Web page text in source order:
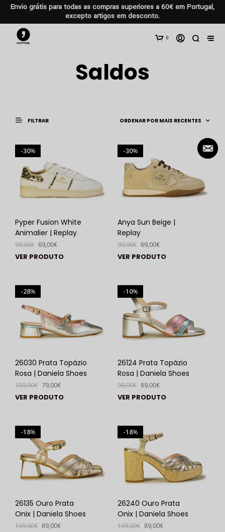
Envio grátis para todas as compras superiores a 60€ em Portugal,
excepto artigos em desconto.
0
Saldos
FILTRAR
%
30
Pyper Fusion White
Animalier | Replay
99,00€ 69,00€
VER PRODUTO
%
30
Anya Sun Beige |
Replay
99,00€ 69,00€
VER PRODUTO
%
28
26030 Prata Topázio
Rosa | Daniela Shoes
109,00€ 79,00€
VER PRODUTO
%
10
26124 Prata Topázio
Rosa | Daniela Shoes
99,00€ 89,00€
VER PRODUTO
%
18
26135 Ouro Prata
Onix | Daniela Shoes
109,00€ 89,00€
%
18
26240 Ouro Prata
Onix | Daniela Shoes
109,00€ 89,00€